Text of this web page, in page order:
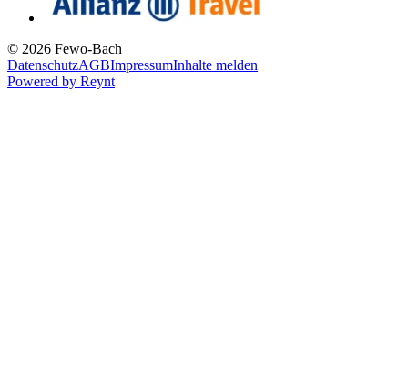
© 2026 Fewo-Bach
DatenschutzAGBImpressumInhalte melden
Powered by Reynt